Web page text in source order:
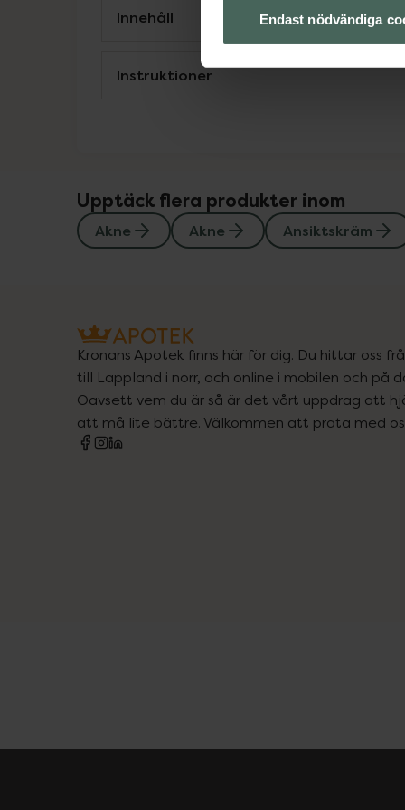
Endast nödvändiga
Innehåll
Instruktioner
Upptäck flera produkter inom
Akne Akne Ansiktskräm
Kronans Apotek finns här för dig. Du hittar oss
till Lappland i norr, och online i mobilen och på
Oavsett vem du är så är det vårt uppdrag att
att må lite bättre. Välkommen att prata med